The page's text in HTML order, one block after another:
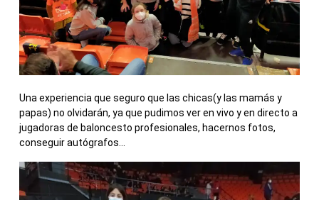
Una experiencia que seguro que las chicas(y las mamás y
papas) no olvidarán, ya que pudimos ver en vivo y en directo a
jugadoras de baloncesto profesionales, hacernos fotos,
conseguir autógrafos…